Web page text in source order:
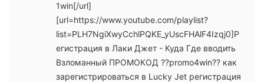
1win[/url]
[url=https://www.youtube.com/playlist?
list=PLH7NgiXwyCchlPQKE_yUscFHAlF4Izqj0]Р
егистрация в Лаки Джет - Куда Где вводить
Взломанный ПРОМОКОД ??promo4win?? как
зарегистрироваться в Lucky Jet регистрация